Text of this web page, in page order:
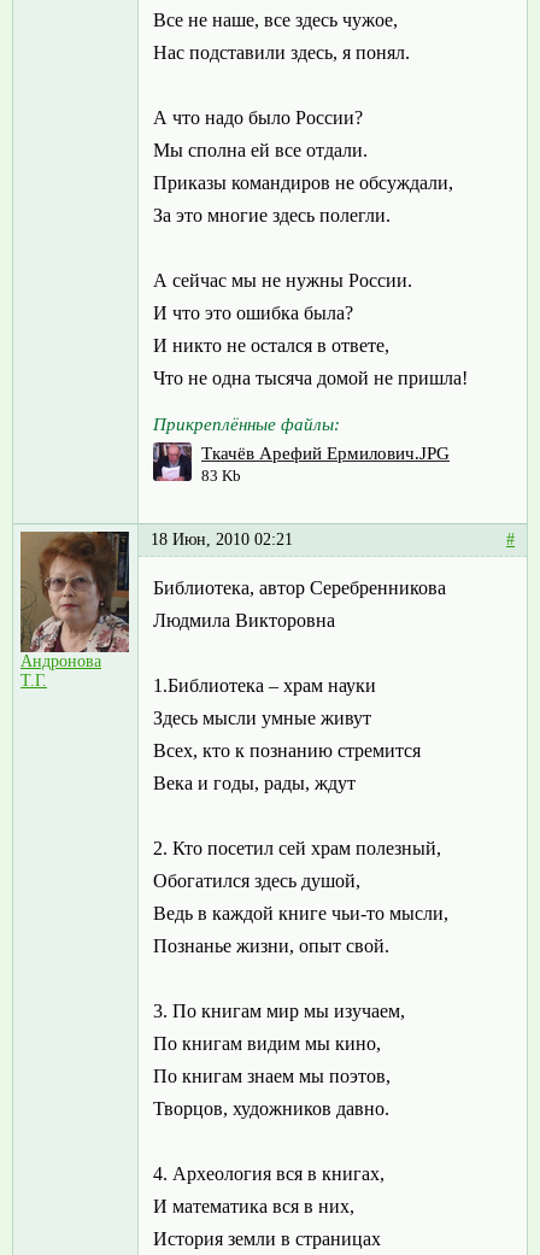
Все не наше, все здесь чужое,
Нас подставили здесь, я понял.
А что надо было России?
Мы сполна ей все отдали.
Приказы командиров не обсуждали,
За это многие здесь полегли.
А сейчас мы не нужны России.
И что это ошибка была?
И никто не остался в ответе,
Что не одна тысяча домой не пришла!
Прикреплённые файлы:
Ткачёв Арефий Ермилович.JPG
83 Kb
Андронова
Т.Г.
18 Июн, 2010 02:21 #
Библиотека, автор Серебренникова
Людмила Викторовна
1.Библиотека – храм науки
Здесь мысли умные живут
Всех, кто к познанию стремится
Века и годы, рады, ждут
2. Кто посетил сей храм полезный,
Обогатился здесь душой,
Ведь в каждой книге чьи-то мысли,
Познанье жизни, опыт свой.
3. По книгам мир мы изучаем,
По книгам видим мы кино,
По книгам знаем мы поэтов,
Творцов, художников давно.
4. Археология вся в книгах,
И математика вся в них,
История земли в страницах